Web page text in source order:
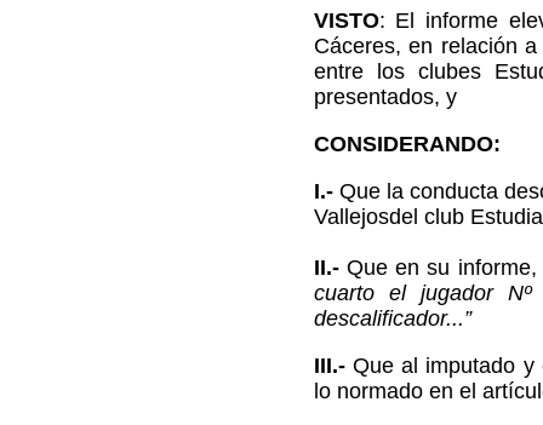
VISTO: El informe
Cáceres, en relación
entre los clubes
presentados, y
CONSIDERANDO:
I.-Que la conducta
Vallejosdel club
II.-Que en su informe,
cuarto el jugador
descalificador...”
III.-Que al imputado y
lo normado en el